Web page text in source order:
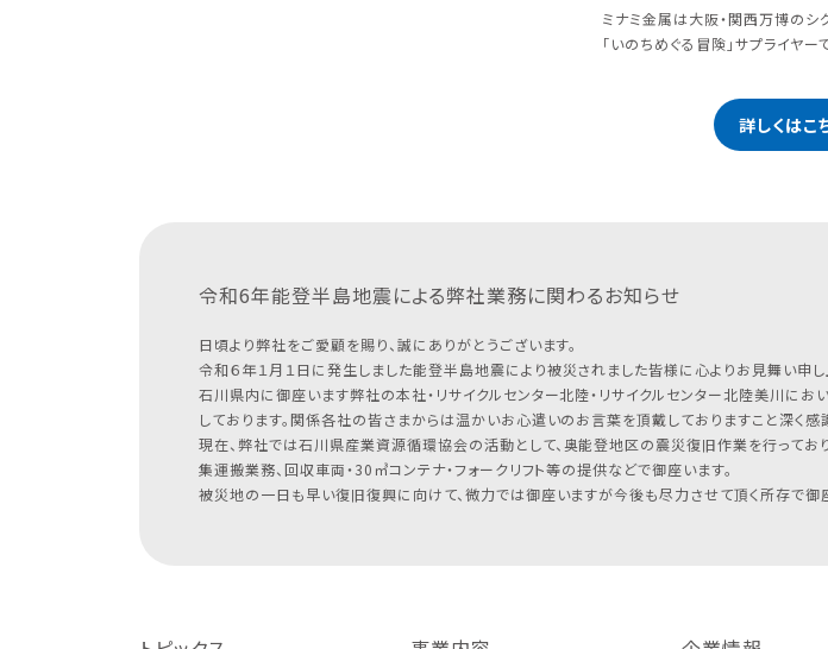
ミナミ金属は大阪・関西万博のシ
「いのちめぐる冒険」サプライヤー
詳しくはこ
令和6年能登半島地震による弊社業務に関わるお知らせ
日頃より弊社をご愛顧を賜り、誠にありがとうございます。
令和６年１月１日に発生しました能登半島地震により被災されました皆様に心よりお見舞い申
石川県内に御座います弊社の本社・リサイクルセンター北陸・リサイクルセンター北陸美川に
しております。関係各社の皆さまからは温かいお心遣いのお言葉を頂戴しておりますこと深く感
現在、弊社では石川県産業資源循環協会の活動として、奥能登地区の震災復旧作業を行って
集運搬業務、回収車両・30㎥コンテナ・フォークリフト等の提供などで御座います。
被災地の一日も早い復旧復興に向けて、微力では御座いますが今後も尽力させて頂く所存で御